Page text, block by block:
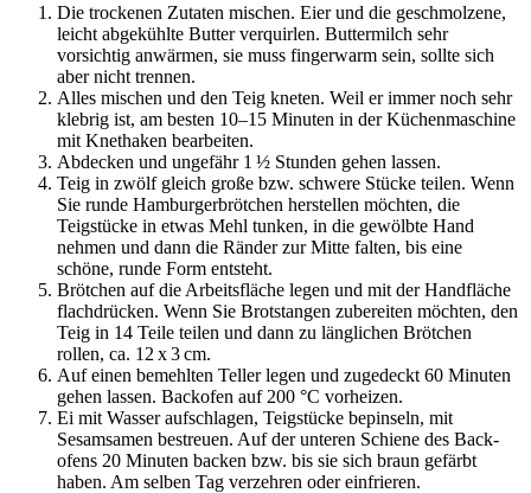
Die trockenen Zutaten mischen. Eier und die geschmolzene,
leicht abgekühlte Butter verquirlen. Buttermilch sehr
vorsichtig anwärmen, sie muss fingerwarm sein, sollte sich
aber nicht trennen.
Alles mischen und den Teig kneten. Weil er immer noch sehr
klebrig ist, am besten 10–15 Minuten in der Küchenmaschine
mit Knethaken bearbeiten.
Abdecken und ungefähr 1 ½ Stunden gehen lassen.
Teig in zwölf gleich große bzw. schwere Stücke teilen. Wenn
Sie runde Hamburgerbrötchen herstellen möchten, die
Teigstücke in etwas Mehl tunken, in die gewölbte Hand
nehmen und dann die Ränder zur Mitte falten, bis eine
schöne, runde Form entsteht.
Brötchen auf die Arbeitsfläche legen und mit der Handfläche
flachdrücken. Wenn Sie Brotstangen zubereiten möchten, den
Teig in 14 Teile teilen und dann zu länglichen Brötchen
rollen, ca. 12 x 3 cm.
Auf einen bemehlten Teller legen und zugedeckt 60 Minuten
gehen lassen. Backofen auf 200 °C vorheizen.
Ei mit Wasser aufschlagen, Teigstücke bepinseln, mit
Sesamsamen bestreuen. Auf der unteren Schiene des Back­
ofens 20 Minuten backen bzw. bis sie sich braun gefärbt
haben. Am selben Tag verzehren oder einfrieren.